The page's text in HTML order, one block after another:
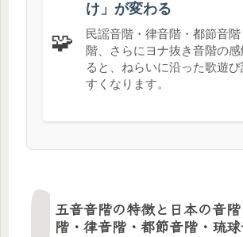
🧩
け」が変わる
民謡音階・律音階・都節音
階、さらにヨナ抜き音階の感
ると、ねらいに沿った歌遊
すくなります。
五音音階の特徴と日本の音
階・律音階・都節音階・琉球